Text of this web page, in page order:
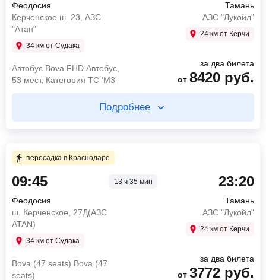
Феодосия
Керченское ш. 23, АЗС
"Атан"
34 км от Судака
Тамань
АЗС "Лукойл"
24 км от Керчи
Автобус Bova FHD Автобус,
53 мест, Категория ТС 'М3'
за два билета
от 8420 руб.
Подробнее
4 ч 55 мин в пути
09:45
14:40
остановка Гипермаркет Лента
Автобус Bova FHD
Категория ТС 'М3'
1545 руб.
пересадка в Краснодаре
09:45 13 ч 35 мин
Феодосия
ш. Керченское, 27Д(АЗС
ATAN)
34 км от Судака
23:20
Тамань
АЗС "Лукойл"
24 км от Керчи
Bova (47 seats) Bova (47
seats)
за два билета
от 3772 руб.